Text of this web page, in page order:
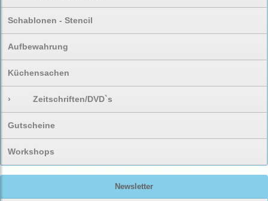
Schablonen - Stencil
Aufbewahrung
Küchensachen
› Zeitschriften/DVD`s
Gutscheine
Workshops
Newsletter